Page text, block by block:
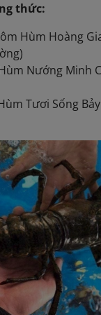
thức:
Hùm Hoàng
Nướng Minh
Tươi Sống